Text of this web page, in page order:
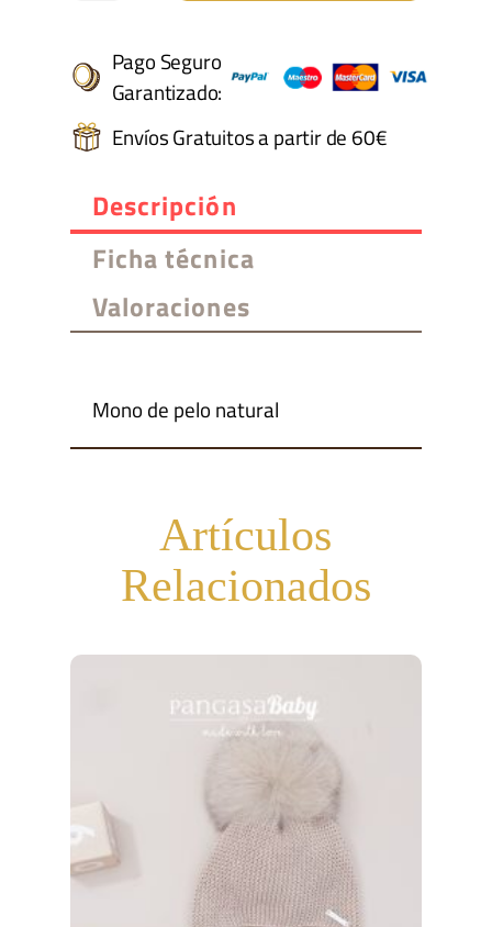
pelo
natural
Pangasa
cantidad
Pago Seguro
Garantizado:
Envíos Gratuitos a partir de 60€
Descripción
Ficha técnica
Valoraciones
Mono de pelo natural
Artículos
Relacionados